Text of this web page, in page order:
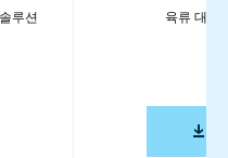
루션
사료 가공을 위한 혁신적인 솔루션
육류 대체